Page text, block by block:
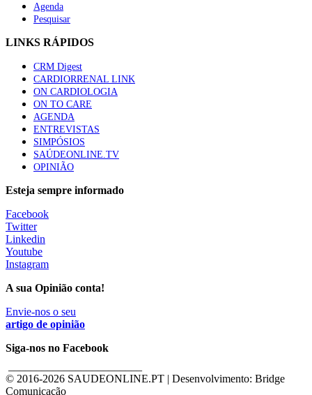
Agenda
Pesquisar
LINKS RÁPIDOS
CRM Digest
CARDIORRENAL LINK
ON CARDIOLOGIA
ON TO CARE
AGENDA
ENTREVISTAS
SIMPÓSIOS
SAÚDEONLINE.TV
OPINIÃO
Esteja sempre informado
Facebook
Twitter
Linkedin
Youtube
Instagram
A sua Opinião conta!
Envie-nos o seu
artigo de opinião
Siga-nos no Facebook
© 2016-2026 SAUDEONLINE.PT | Desenvolvimento: Bridge
Comunicação